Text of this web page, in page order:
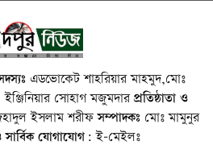
এডভোকেট শাহরিয়ার মাহমুদ,মোঃ
সোহাগ মজুমদারপ্রতিষ্ঠাতা ও
ইসলাম শরীফসম্পাদকঃ মোঃ মামুনুর
সার্বিক যোগাযোগ: ই-মেইলঃ